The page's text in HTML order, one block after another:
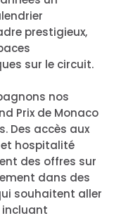
prestigieux,
sur le circuit.
nos
Prix de Monaco
Des accès aux
et hospitalité
des offres sur
dans des
souhaitent aller
incluant